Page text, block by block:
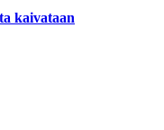
kaivataan